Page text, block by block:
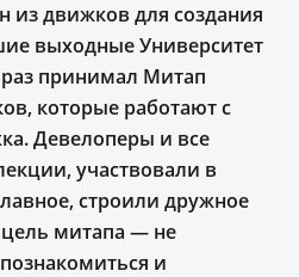
из движков для создания
выходные Университет
принимал Митап
которые работают с
Девелоперы и все
участвовали в
строили дружное
цель митапа— не
и